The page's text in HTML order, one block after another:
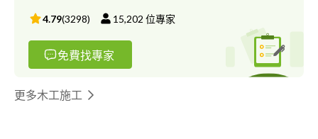
4.79(3298) 15,202 位專家
免費找專家
更多木工施工